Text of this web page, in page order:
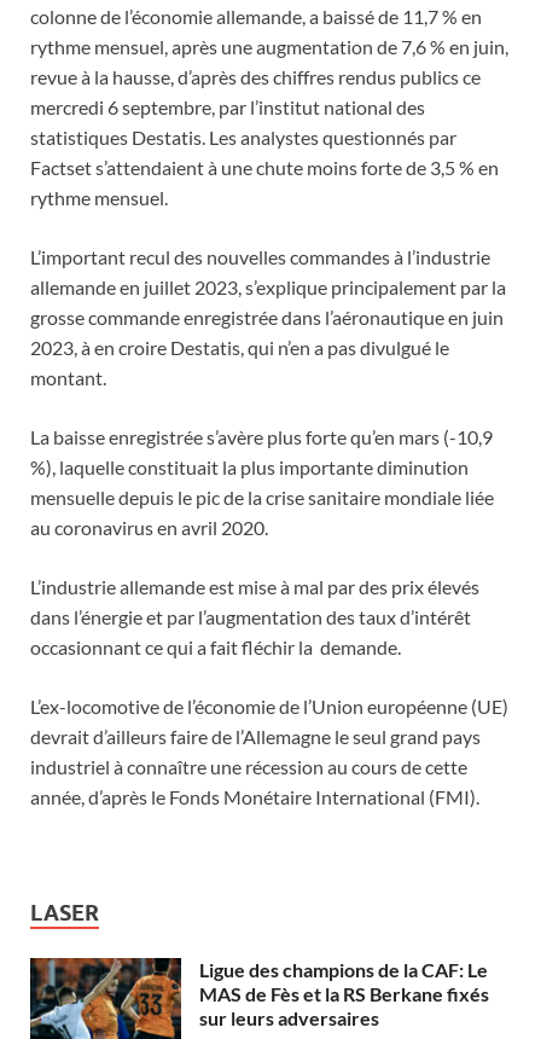
colonne de l’économie allemande, a baissé de 11,7 % en
rythme mensuel, après une augmentation de 7,6 % en juin,
revue à la hausse, d’après des chiffres rendus publics ce
mercredi 6 septembre, par l’institut national des
statistiques Destatis. Les analystes questionnés par
Factset s’attendaient à une chute moins forte de 3,5 % en
rythme mensuel.
L’important recul des nouvelles commandes à l’industrie
allemande en juillet 2023, s’explique principalement par la
grosse commande enregistrée dans l’aéronautique en juin
2023, à en croire Destatis, qui n’en a pas divulgué le
montant.
La baisse enregistrée s’avère plus forte qu’en mars (-10,9
%), laquelle constituait la plus importante diminution
mensuelle depuis le pic de la crise sanitaire mondiale liée
au coronavirus en avril 2020.
L’industrie allemande est mise à mal par des prix élevés
dans l’énergie et par l’augmentation des taux d’intérêt
occasionnant ce qui a fait fléchir la demande.
L’ex-locomotive de l’économie de l’Union européenne (UE)
devrait d’ailleurs faire de l’Allemagne le seul grand pays
industriel à connaître une récession au cours de cette
année, d’après le Fonds Monétaire International (FMI).
LASER
Ligue des champions de la CAF: Le
MAS de Fès et la RS Berkane fixés
sur leurs adversaires